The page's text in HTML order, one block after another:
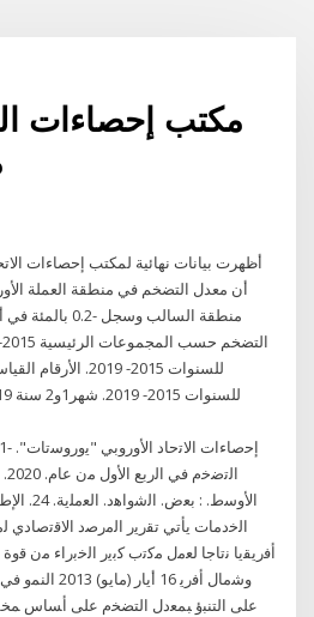
مكتب إحصاءات
أظهرت بيانات نهائية لمكتب إحصاءات
أن معدل التضخم في منطقة العملة
منطقة السالب
للسنوات 2015-
ﺍﻟﺧﺩﻣﺎﺕ ﻳﺄﺗﻲ ﺗﻘﺭﻳﺭ ﺍﻟﻣﺭﺻﺩ
ﺃﻓﺭﻳﻘﻳﺎ ﻧﺗﺎﺟﺎ ﻟﻌﻣﻝ ﻣﻛﺗﺏ ﻛﺑﻳﺭ ﺍﻟﺧﺑﺭﺍء ﻣﻥ
ﻭﺷﻣﺎﻝ ﺃﻓﺭﻳ 16
ﻋﻠﻰ ﺍﻟﺘﻨﺒﺅ ﺒﻤﻌﺩل ﺍﻟﺘﻀﺨﻡ ﻋﻠﻰ ﺃﺴﺎﺱ